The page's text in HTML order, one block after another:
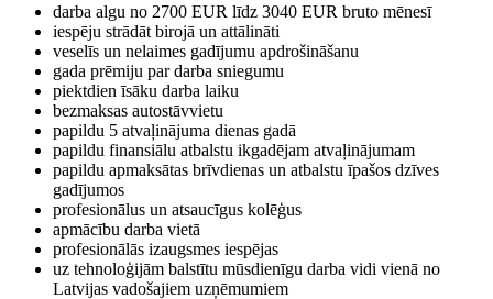
darba algu no 2700 EUR līdz 3040 EUR bruto mēnesī
iespēju strādāt birojā un attālināti
veselīs un nelaimes gadījumu apdrošināšanu
gada prēmiju par darba sniegumu
piektdien īsāku darba laiku
bezmaksas autostāvvietu
papildu 5 atvaļinājuma dienas gadā
papildu finansiālu atbalstu ikgadējam atvaļinājumam
papildu apmaksātas brīvdienas un atbalstu īpašos dzīves
gadījumos
profesionālus un atsaucīgus kolēģus
apmācību darba vietā
profesionālās izaugsmes iespējas
uz tehnoloģijām balstītu mūsdienīgu darba vidi vienā no
Latvijas vadošajiem uzņēmumiem